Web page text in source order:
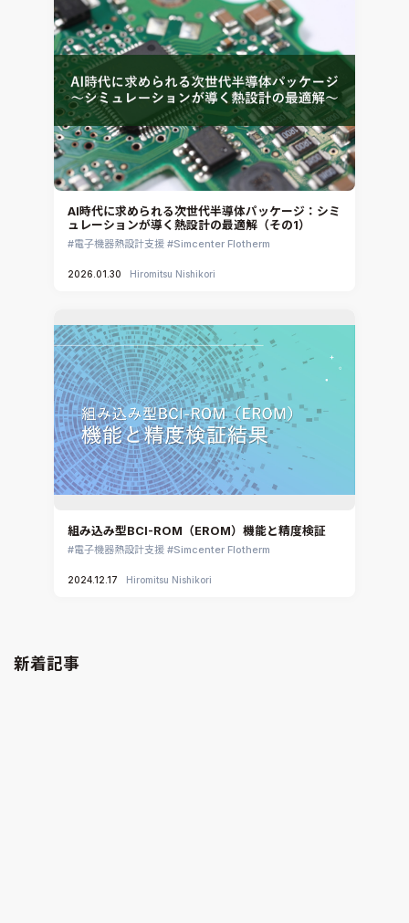
AI時代に求められる次世代半導体パッケージ：シミ
ュレーションが導く熱設計の最適解（その1）
電子機器熱設計支援 Simcenter Flotherm
2026.01.30 Hiromitsu Nishikori
組み込み型BCI-ROM（EROM）機能と精度検証
電子機器熱設計支援 Simcenter Flotherm
2024.12.17 Hiromitsu Nishikori
新着記事